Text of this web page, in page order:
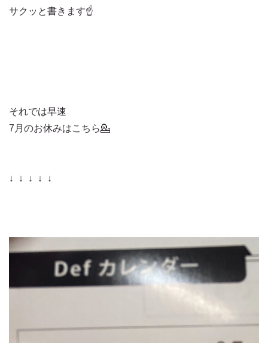
サクッと書きます☝️
それでは早速
7月のお休みはこちら💁
↓ ↓ ↓ ↓ ↓